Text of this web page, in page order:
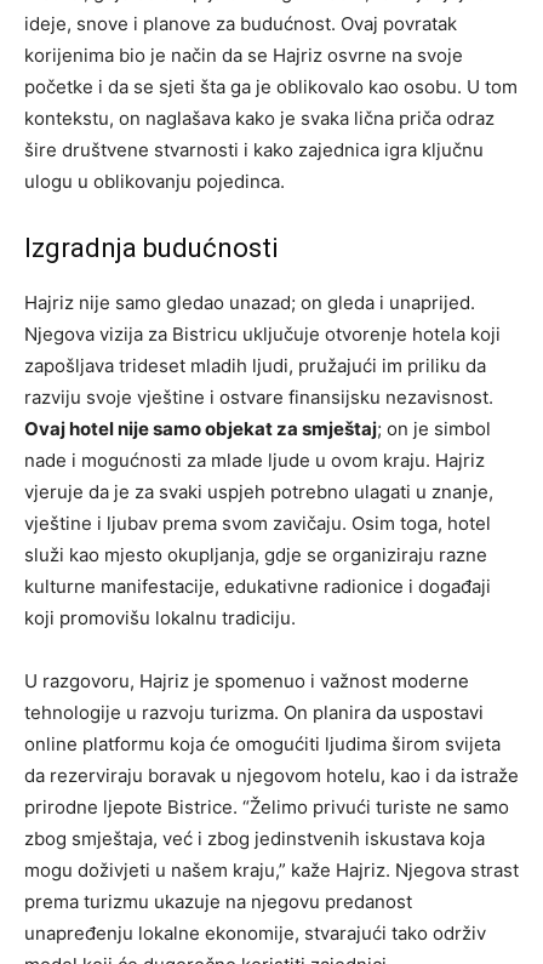
ideje, snove i planove za budućnost. Ovaj povratak
korijenima bio je način da se Hajriz osvrne na svoje
početke i da se sjeti šta ga je oblikovalo kao osobu. U tom
kontekstu, on naglašava kako je svaka lična priča odraz
šire društvene stvarnosti i kako zajednica igra ključnu
ulogu u oblikovanju pojedinca.
Izgradnja budućnosti
Hajriz nije samo gledao unazad; on gleda i unaprijed.
Njegova vizija za Bistricu uključuje otvorenje hotela koji
zapošljava trideset mladih ljudi, pružajući im priliku da
razviju svoje vještine i ostvare finansijsku nezavisnost.
Ovaj hotel nije samo objekat za smještaj; on je simbol
nade i mogućnosti za mlade ljude u ovom kraju. Hajriz
vjeruje da je za svaki uspjeh potrebno ulagati u znanje,
vještine i ljubav prema svom zavičaju. Osim toga, hotel
služi kao mjesto okupljanja, gdje se organiziraju razne
kulturne manifestacije, edukativne radionice i događaji
koji promovišu lokalnu tradiciju.
U razgovoru, Hajriz je spomenuo i važnost moderne
tehnologije u razvoju turizma. On planira da uspostavi
online platformu koja će omogućiti ljudima širom svijeta
da rezerviraju boravak u njegovom hotelu, kao i da istraže
prirodne ljepote Bistrice. “Želimo privući turiste ne samo
zbog smještaja, već i zbog jedinstvenih iskustava koja
mogu doživjeti u našem kraju,” kaže Hajriz. Njegova strast
prema turizmu ukazuje na njegovu predanost
unapređenju lokalne ekonomije, stvarajući tako održiv